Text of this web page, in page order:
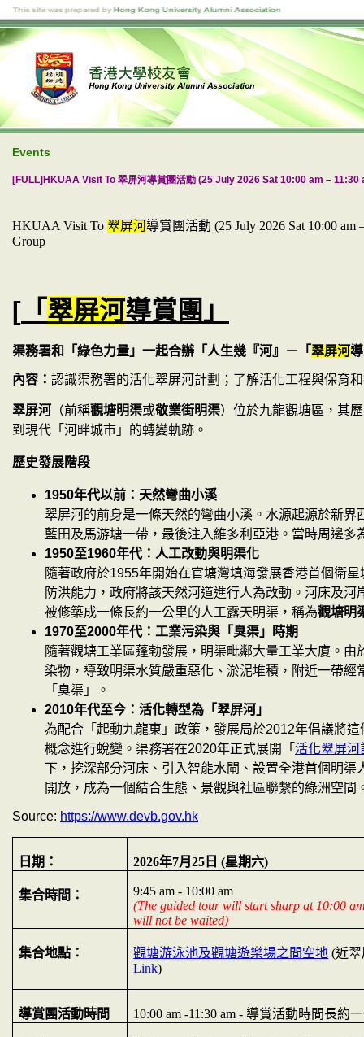
Events
[FULL]HKUAA Visit To 翠屏河導賞團活動 (25 July 2026 Sat 10:00 am –
HKUAA Visit To 翠屏河導賞團活動 (25 July 2026 Sat 10:00 am
Group
[ 「 翠屏河導賞團」
渠務署和「綠色力量」一起合辦「人生幾『河』－「翠屏河
內容： 認識渠務署的活化翠屏河計劃；了解活化工程與保育
翠屏河 （前稱觀塘明渠或敬業街明渠）位於九龍觀塘區，其
到現代「河畔城市」的轉變軌跡。
歷史發展階段
1950年代以前：天然彎曲小溪
翠屏河的前身是一條天然的彎曲小溪。水源起源於新
藍田及馬游塘一帶，最後注入維多利亞港。當時周邊多
1950至1960年代：人工改動與明渠化
隨著政府於1955年開始在官塘灣填海發展香港首個衛
防洪能力，政府將該天然河道進行人為改動。河床及
被修築成一條長約一公里的人工露天明渠，稱為觀塘明
1970至2000年代：工業污染與「臭渠」時期
隨著觀塘工業區蓬勃發展，明渠毗鄰大量工業大廈。
染物，導致明渠水質嚴重惡化、淤泥堆積，附近一帶
「臭渠」。
2010年代至今：活化轉型為「翠屏河」
為配合「起動九龍東」政策，發展局於2012年倡議將這
概念進行蛻變。渠務署在2020年正式展開「 活化翠屏河
下，挖深部分河床、引入智能水閘、設置全港首個明
開放，成為一個結合生態、景觀與社區聯繫的綠洲空間
Source: https://www.devb.gov.hk
日期： 2026年7月25 日 (星期六)
集合時間：
9:45 am - 10:00 am
(The guided tour will start sharp at 10:00
will not be waited)
集合地點： 觀塘游泳池及觀塘遊樂場之間空地 (近
Link)
導賞團活動時間 10:00 am -11:30 am -導賞活動時間長約